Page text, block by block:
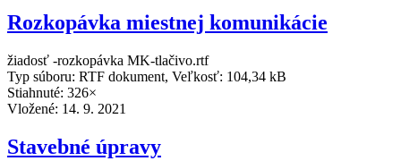
Rozkopávka miestnej komunikácie
žiadosť -rozkopávka MK-tlačivo.rtf
Typ súboru: RTF dokument, Veľkosť: 104,34 kB
Stiahnuté: 326×
Vložené: 14. 9. 2021
Stavebné úpravy